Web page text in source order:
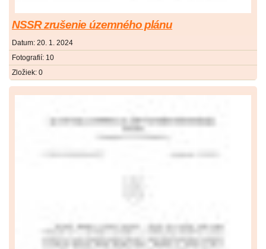
NSSR zrušenie územného plánu
Datum: 20. 1. 2024
Fotografií: 10
Zložiek: 0